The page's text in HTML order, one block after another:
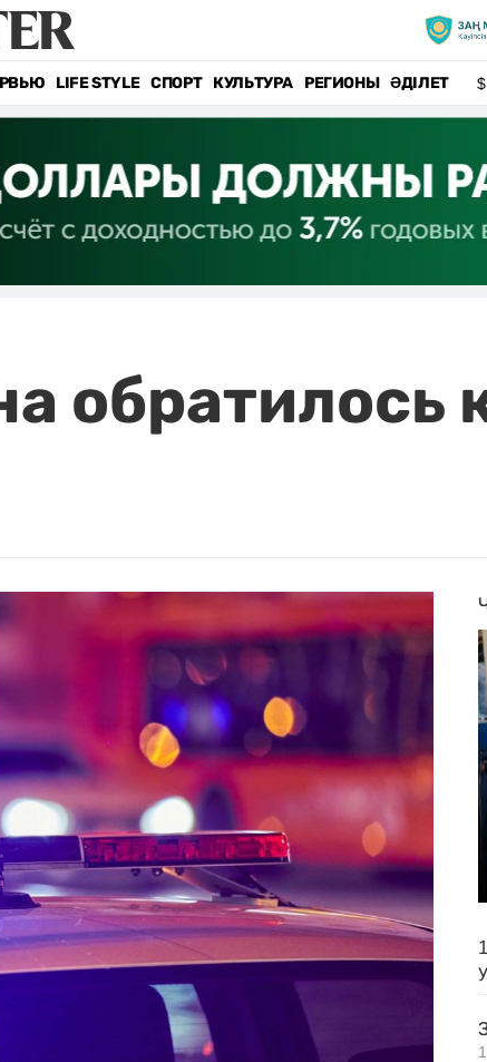
LIFE STYLE СПОРТ КУЛЬТУРА РЕГИОНЫ ӘДІЛЕТ $
обратилось